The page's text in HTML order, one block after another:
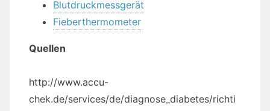
Blutdruckmessgerät
Fieberthermometer
Quellen
http://www.accu-
chek.de/services/de/diagnose_diabetes/richti